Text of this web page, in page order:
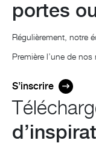
portes
Régulièrement, notre
Première l’une de nos
S’inscrire